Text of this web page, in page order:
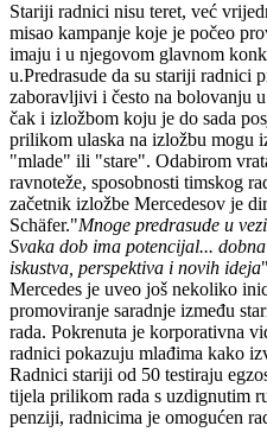
Stariji radnici nisu teret, već
misao kampanje koje je počeo
imaju i u njegovom glavnom
u.Predrasude da su stariji radnici
zaboravljivi i često na bolovanju
čak i izložbom koju je do sada
prilikom ulaska na izložbu mogu
"mlade" ili "stare". Odabirom
ravnoteže, sposobnosti timskog
začetnik izložbe Mercedesov je
Schäfer."Mnoge predrasude u
Svaka dob ima potencijal...
iskustva, perspektiva i novih ideja
Mercedes je uveo još nekoliko
promoviranje saradnje između
rada. Pokrenuta je korporativna
radnici pokazuju mlađima kako
Radnici stariji od 50 testiraju
tijela prilikom rada s uzdignutim
penziji, radnicima je omogućen